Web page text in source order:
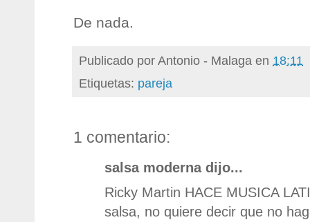
De nada.
Publicado porAntonio - Malaga en 18:11
Etiquetas: pareja
1 comentario:
salsa moderna dijo...
Ricky Martin HACE MUSICA
salsa, no quiere decir que no